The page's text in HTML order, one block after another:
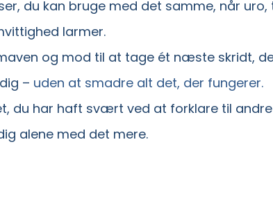
du kan bruge med det samme, når uro,
larmer.
og mod til at tage ét næste skridt,
– uden at smadre alt det, der fungerer.
du har haft svært ved at forklare til
alene med det mere.